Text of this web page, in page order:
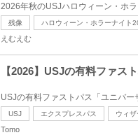
2026年秋のUSJハロウィーン・ホ
残像 ハロウィーン・ホラーナイト
えむえむ
【2026】USJの有料ファス
USJの有料ファストパス「ユニバ
USJ エクスプレスパス ウィ
Tomo